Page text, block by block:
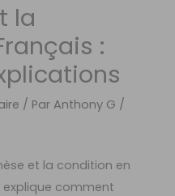
la
:
/ Par Anthony G /
et la condition en
comment